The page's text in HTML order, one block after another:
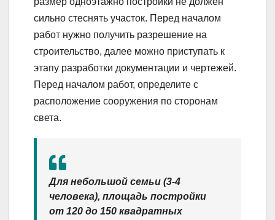
сильно стеснять участок. Перед началом
работ нужно получить разрешение на
строительство, далее можно приступать к
этапу разработки документации и чертежей.
Перед началом работ, определите с
расположение сооружения по сторонам
света.
Для небольшой семьи (3-4
человека), площадь постройки
от 120 до 150 квадратных